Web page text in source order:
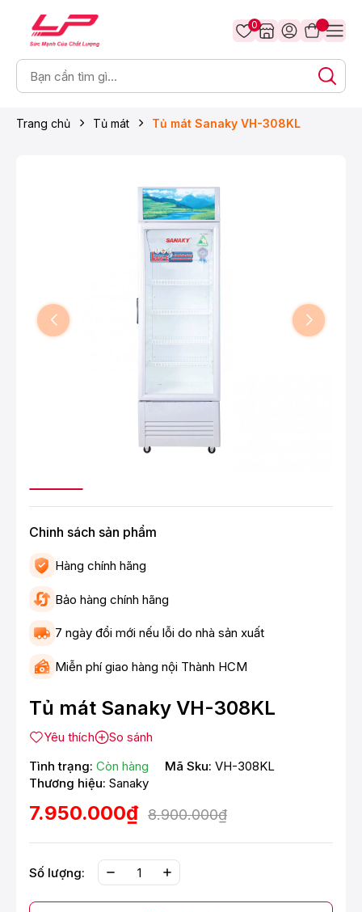
0
Trang chủ Tủ mát Tủ mát Sanaky VH-308KL
Chinh sách sản phẩm
Hàng chính hãng
Bảo hàng chính hãng
7 ngày đổi mới nếu lỗi do nhà sản xuất
Miễn phí giao hàng nội Thành HCM
Tủ mát Sanaky VH-308KL
Yêu thích
So sánh
Tình trạng: Còn hàng Mã Sku: VH-308KL
Thương hiệu: Sanaky
7.950.000₫ 8.900.000₫
Số lượng: